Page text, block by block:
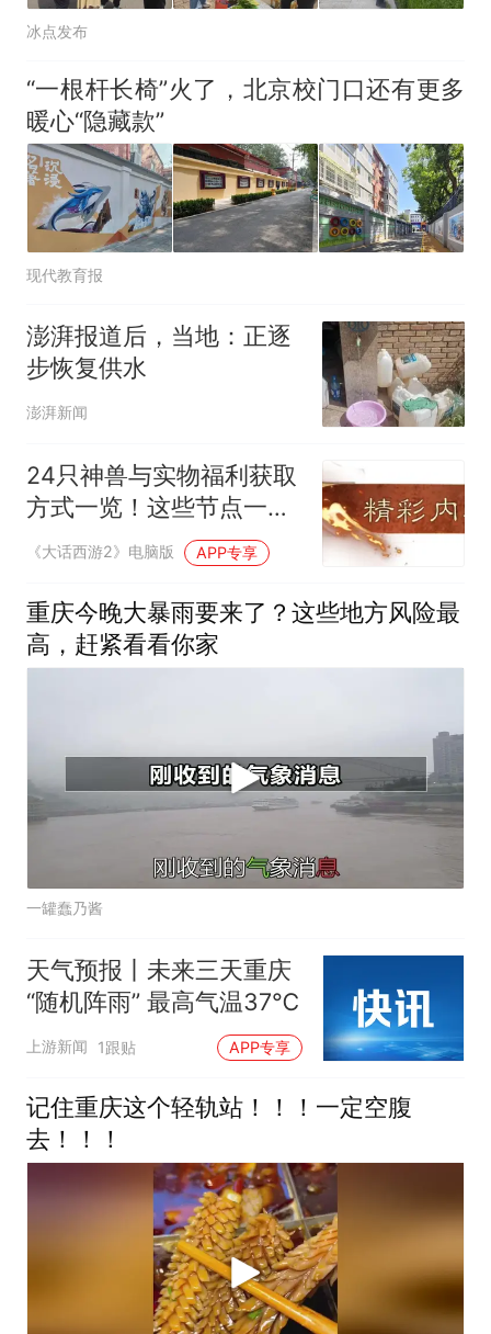
冰点发布
“一根杆长椅”火了，北京校门口还有更多
暖心“隐藏款”
现代教育报
澎湃报道后，当地：正逐
步恢复供水
澎湃新闻
24只神兽与实物福利获取
方式一览！这些节点一定
要上线抽神兽！
《大话西游2》电脑版 APP专享
重庆今晚大暴雨要来了？这些地方风险最
高，赶紧看看你家
一罐蠢乃酱
天气预报丨未来三天重庆
“随机阵雨” 最高气温37℃
上游新闻 1跟贴 APP专享
记住重庆这个轻轨站！！！一定空腹
去！！！